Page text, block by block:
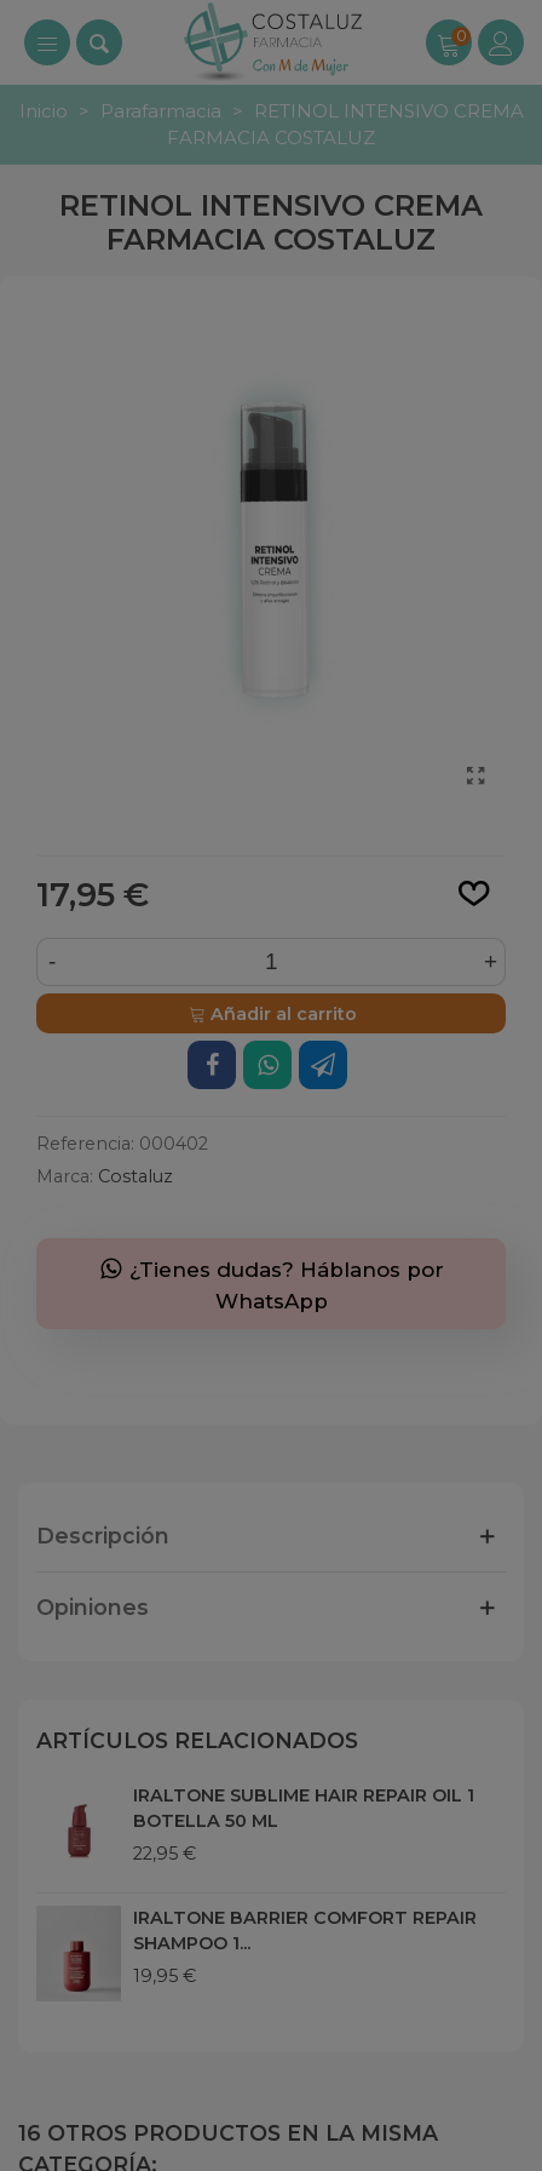
0
Inicio > Parafarmacia >
RETINOL INTENSIVO CREMA
FARMACIA COSTALUZ
RETINOL INTENSIVO CREMA
FARMACIA COSTALUZ
17,95 €
- +
Añadir al carrito
Referencia: 000402
Marca: Costaluz
¿Tienes dudas? Háblanos por
WhatsApp
Descripción
Opiniones
ARTÍCULOS RELACIONADOS
IRALTONE SUBLIME HAIR REPAIR OIL 1
BOTELLA 50 ML
22,95 €
IRALTONE BARRIER COMFORT REPAIR
SHAMPOO 1...
19,95 €
16 OTROS PRODUCTOS EN LA MISMA
CATEGORÍA: